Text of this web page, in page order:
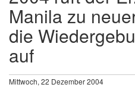
Manila zu
die
auf
Mittwoch, 22 Dezember 2004